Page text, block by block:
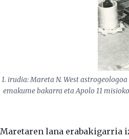
1. irudia: Mareta N. West
emakume bakarra eta Apolo 11
Maretaren lana erabakigarria